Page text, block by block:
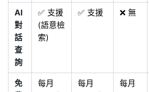
AI
對
話
查
詢
✅ 支援
(語意檢
索)
✅ 支援 ❌ 無
免
每月
每月
每月